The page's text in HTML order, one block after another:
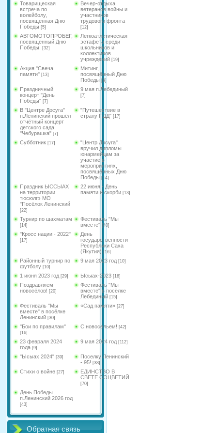
Товарищеская
встреча по
волейболу,
посвященная Дню
Победы [5]
Вечер-отдыха
ветеранов войны и
участников
трудового фронта
[12]
АВТОМОТОПРОБЕГ,
посвящённый Дню
Победы.
[32]
Легкоатлетическая
эстафета среди
школьников и
коллективов
учреждений [19]
Акция "Свеча
памяти" [13]
Митинг,
посвящённый Дню
Победы [9]
Праздничный
концерт "День
Победы" [7]
9 мая п.Лебединый
[7]
В "Центре Досуга"
п.Ленинский прошёл
отчётный концерт
детского сада
"Чебурашка" [7]
"Путешествие в
страну ПДД" [17]
Субботник [17]
"Центр Досуга"
вручил дипломы
юнармейцам за
участие в
мероприятиях,
посвящённых Дню
Победы [14]
Праздник ЫССЫАХ
на территории
тюсюлгэ МО
"Посёлок Ленинский
[22]
22 июня - День
памяти и скорби [13]
Турнир по шахматам
[14]
Фестиваль "Мы
вместе" [40]
"Кросс нации - 2022"
[17]
День
государственности
Республики Саха
(Якутия) [16]
Районный турнир по
футболу [10]
9 мая 2023 год [10]
1 июня 2023 год [29] Ысыах-2023 [16]
Поздравляем
новосёлов! [20]
Фестиваль "Мы
вместе" в посёлке
Лебединый [15]
Фестиваль "Мы
вместе" в посёлке
Ленинский [30]
«Сад памяти» [27]
"Бои по правилам"
[16]
С новосельем! [42]
23 февраля 2024
года [9]
9 мая 2024 год [112]
"Ысыах 2024" [39]
Поселку Ленинский
- 95! [38]
Стихи о войне [27]
ЕДИНСТВО В
СВЕТЕ СОЦВЕТИЙ
[70]
День Победы
п.Ленинский 2026 год
[43]
Обратная связь